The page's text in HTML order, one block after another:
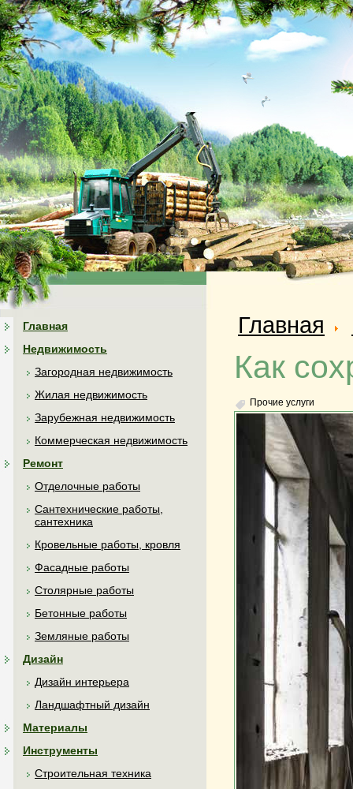
Главная
Недвижимость
Загородная недвижимость
Жилая недвижимость
Зарубежная недвижимость
Коммерческая недвижимость
Ремонт
Отделочные работы
Сантехнические работы,
сантехника
Кровельные работы, кровля
Фасадные работы
Столярные работы
Бетонные работы
Земляные работы
Дизайн
Дизайн интерьера
Ландшафтный дизайн
Материалы
Инструменты
Строительная техника
Главная
Как
Прочие услуги